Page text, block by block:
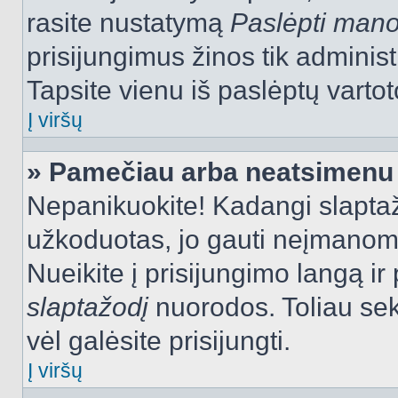
rasite nustatymą Paslėpti
prisijungimus žinos tik
Tapsite vienu iš paslėptų
Į viršų
» Pamečiau arba
Nepanikuokite! Kadangi
užkoduotas, jo gauti
Nueikite į prisijungimo langą
slaptažodįnuorodos. Toliau
vėl galėsite prisijungti.
Į viršų